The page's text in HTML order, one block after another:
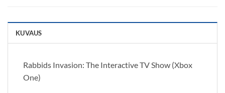
KUVAUS
Rabbids Invasion: The Interactive TV Show (Xbox
One)